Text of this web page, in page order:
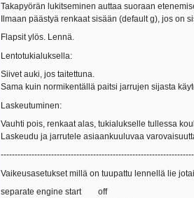
Takapyörän lukitseminen auttaa suoraan
Ilmaan päästyä renkaat sisään (default g), jos
Flapsit ylös. Lennä.
Lentotukialuksella:
Siivet auki, jos taitettuna.
Sama kuin normikentällä paitsi jarrujen sijasta
Laskeutuminen:
Vauhti pois, renkaat alas, tukialukselle tullessa
Laskeudu ja jarrutele asiaankuuluvaa
Vaikeusasetukset millä on tuupattu lennellä lie
separate engine start off